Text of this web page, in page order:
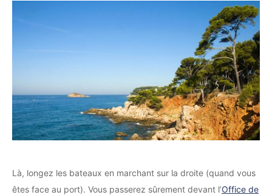
Là, longez les bateaux en marchant sur la droite (quand vous
êtes face au port). Vous passerez sûrement devant l’Office de